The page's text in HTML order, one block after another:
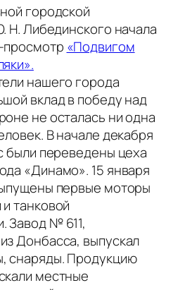
городской
Н. Либединского начала
просмотр «Подвигом
нашего города
вклад в победу над
не осталась ни одна
В начале декабря
были переведены цеха
«Динамо». 15 января
первые моторы
танковой
Завод № 611,
Донбасса, выпускал
снаряды. Продукцию
местные